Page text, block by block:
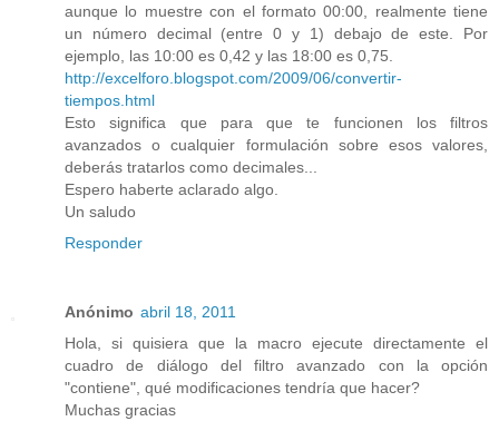
aunque lo muestre con el formato 00:00, realmente tiene
un número decimal (entre 0 y 1) debajo de este. Por
ejemplo, las 10:00 es 0,42 y las 18:00 es 0,75.
http://excelforo.blogspot.com/2009/06/convertir-
tiempos.html
Esto significa que para que te funcionen los filtros
avanzados o cualquier formulación sobre esos valores,
deberás tratarlos como decimales...
Espero haberte aclarado algo.
Un saludo
Responder
Anónimo abril 18, 2011
Hola, si quisiera que la macro ejecute directamente el
cuadro de diálogo del filtro avanzado con la opción
"contiene", qué modificaciones tendría que hacer?
Muchas gracias